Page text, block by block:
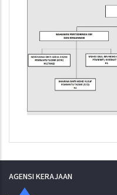
AGENSI KERAJAAN